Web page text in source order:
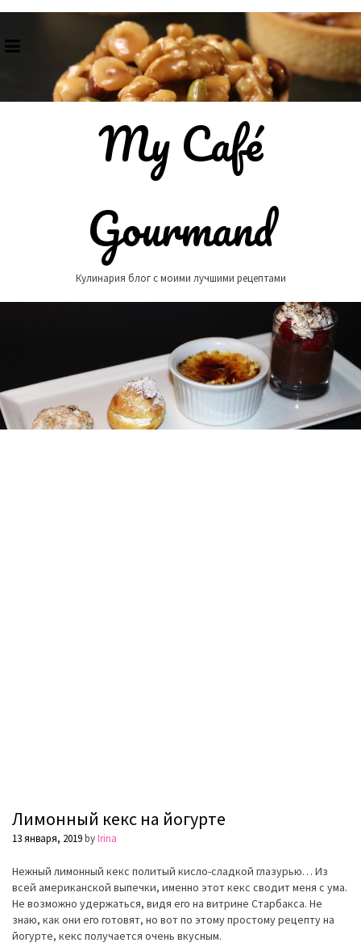
content
My Café
Gourmand
Кулинария блог с моими лучшими рецептами
Лимонный кекс на йогурте
13 января, 2019byIrina
Нежный лимонный кекс политый кисло-сладкой глазурью… Из
всей американской выпечки, именно этот кекс сводит меня с ума.
Не возможно удержаться, видя его на витрине Старбакса. Не
знаю, как они его готовят, но вот по этому простому рецепту на
йогурте, кекс получается очень вкусным.